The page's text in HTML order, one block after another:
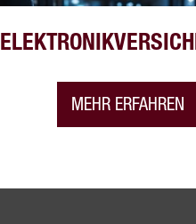
MEHR ERFAHREN